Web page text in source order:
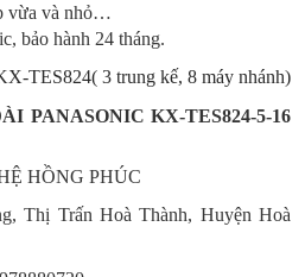
vừa và nhỏ…
bảo hành 24 tháng.
TES824( 3 trung kế, 8 máy nhánh)
PANASONIC KX-TES824-5-16
HỒNG PHÚC
Thị Trấn Hoà Thành, Huyện Hoà